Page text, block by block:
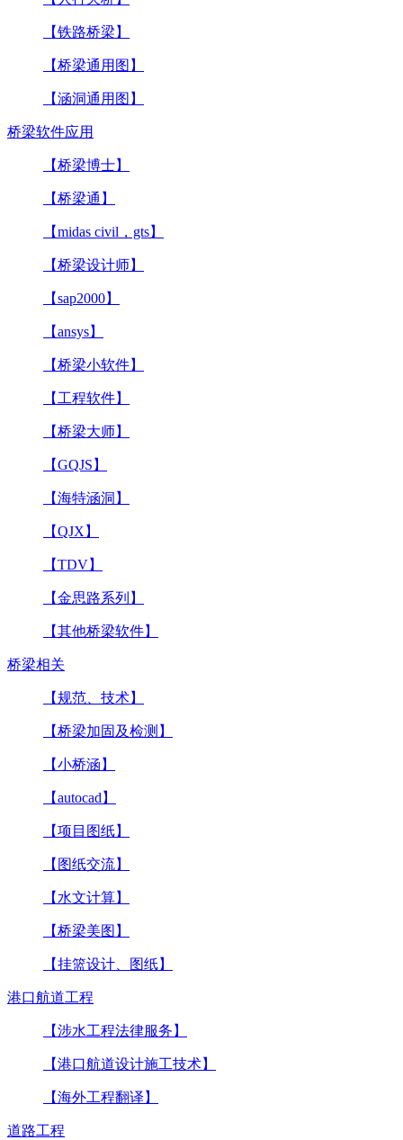
【铁路桥梁】
【桥梁通用图】
【涵洞通用图】
桥梁软件应用
【桥梁博士】
【桥梁通】
【midas civil，gts】
【桥梁设计师】
【sap2000】
【ansys】
【桥梁小软件】
【工程软件】
【桥梁大师】
【GQJS】
【海特涵洞】
【QJX】
【TDV】
【金思路系列】
【其他桥梁软件】
桥梁相关
【规范、技术】
【桥梁加固及检测】
【小桥涵】
【autocad】
【项目图纸】
【图纸交流】
【水文计算】
【桥梁美图】
【挂篮设计、图纸】
港口航道工程
【涉水工程法律服务】
【港口航道设计施工技术】
【海外工程翻译】
道路工程